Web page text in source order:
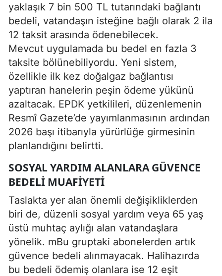
yaklaşık 7 bin 500 TL tutarındaki bağlantı
bedeli, vatandaşın isteğine bağlı olarak 2 ila
12 taksit arasında ödenebilecek.
Mevcut uygulamada bu bedel en fazla 3
taksite bölünebiliyordu. Yeni sistem,
özellikle ilk kez doğalgaz bağlantısı
yaptıran hanelerin peşin ödeme yükünü
azaltacak. EPDK yetkilileri, düzenlemenin
Resmî Gazete’de yayımlanmasının ardından
2026 başı itibarıyla yürürlüğe girmesinin
planlandığını belirtti.
SOSYAL YARDIM ALANLARA GÜVENCE
BEDELI MUAFIYETI
Taslakta yer alan önemli değişikliklerden
biri de, düzenli sosyal yardım veya 65 yaş
üstü muhtaç aylığı alan vatandaşlara
yönelik. mBu gruptaki abonelerden artık
güvence bedeli alınmayacak. Halihazırda
bu bedeli ödemiş olanlara ise 12 eşit